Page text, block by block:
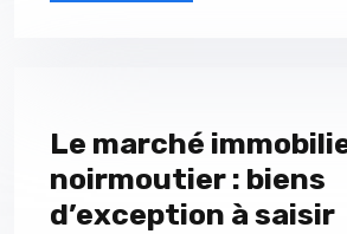
Le marché
noirmoutier : biens
d’exception à saisir